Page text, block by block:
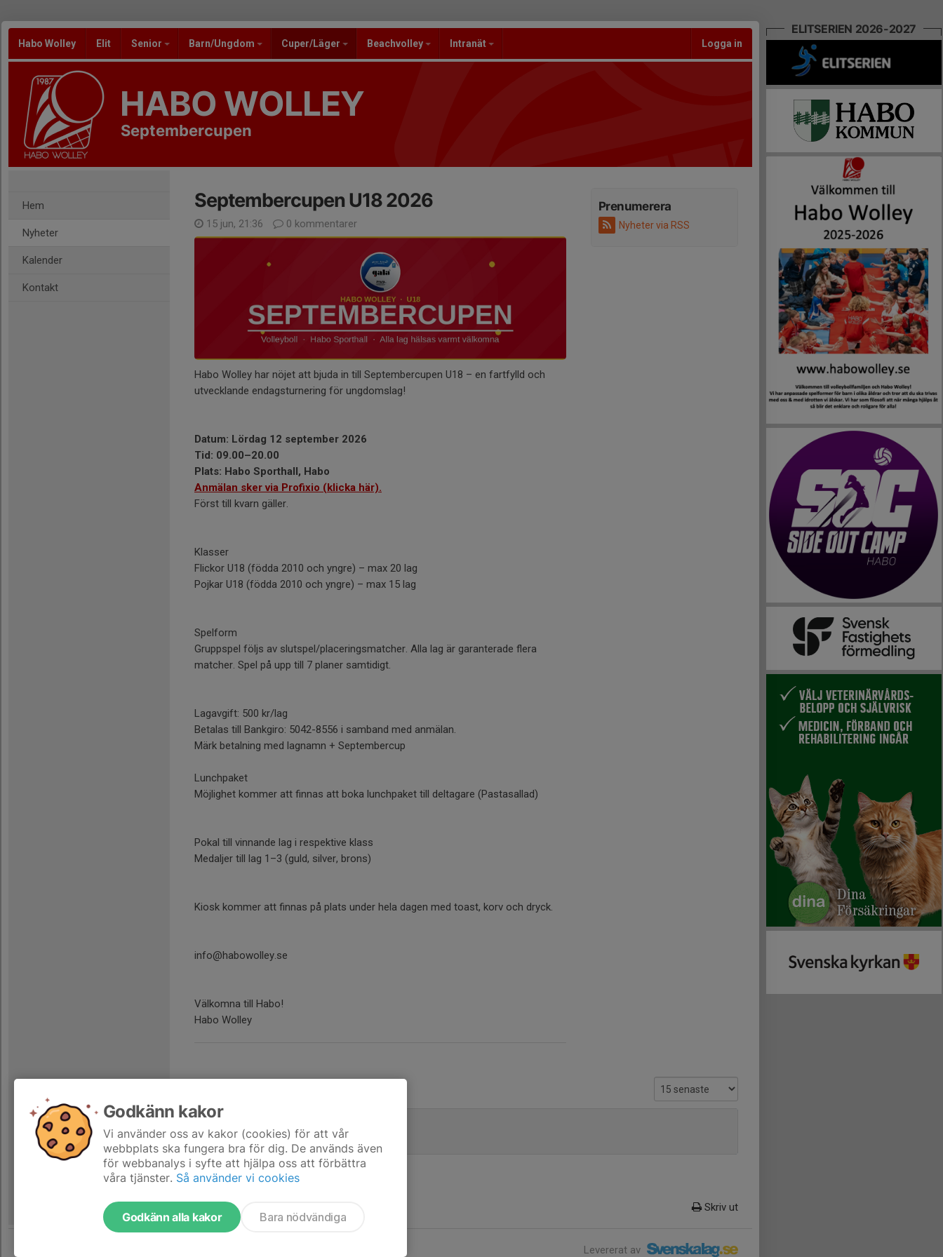
Habo Wolley Elit Senior Barn/Ungdom Cuper/Läger Beachvolley Intranät Logga in
HABO WOLLEY
Septembercupen
Hem
Nyheter
Kalender
Kontakt
Prenumerera
Nyheter via RSS
Septembercupen U18 2026
15 jun, 21:36 0 kommentarer
Habo Wolley har nöjet att bjuda in till Septembercupen U18 – en fartfylld och
utvecklande endagsturnering för ungdomslag!
Datum: Lördag 12 september 2026
Tid: 09.00–20.00
Plats: Habo Sporthall, Habo
Anmälan sker via Profixio (klicka här).
Först till kvarn gäller.
Klasser
Flickor U18 (födda 2010 och yngre) – max 20 lag
Pojkar U18 (födda 2010 och yngre) – max 15 lag
Spelform
Gruppspel följs av slutspel/placeringsmatcher. Alla lag är garanterade flera
matcher. Spel på upp till 7 planer samtidigt.
Lagavgift: 500 kr/lag
Betalas till Bankgiro: 5042-8556 i samband med anmälan.
Märk betalning med lagnamn + Septembercup
Lunchpaket
Möjlighet kommer att finnas att boka lunchpaket till deltagare (Pastasallad)
Pokal till vinnande lag i respektive klass
Medaljer till lag 1–3 (guld, silver, brons)
Kiosk kommer att finnas på plats under hela dagen med toast, korv och dryck.
info@habowolley.se
Välkomna till Habo!
Habo Wolley
15 jun, 21:36 0
Skriv ut
Levererat av
ELITSERIEN 2026-2027
Godkänn kakor
Vi använder oss av kakor (cookies) för att vår
webbplats ska fungera bra för dig. De används även
för webbanalys i syfte att hjälpa oss att förbättra
våra tjänster. Så använder vi cookies
Godkänn alla kakor Bara nödvändiga